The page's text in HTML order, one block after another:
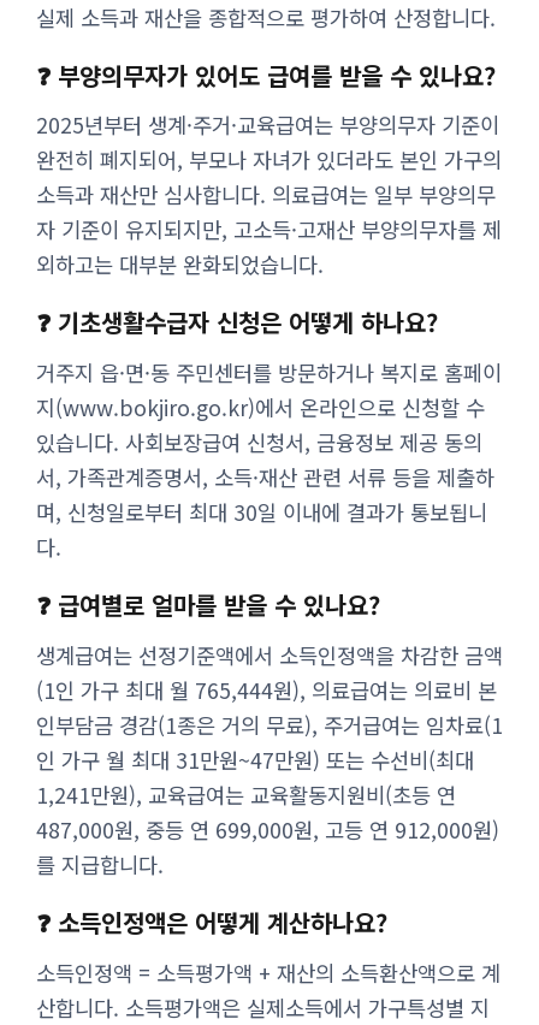
실제 소득과 재산을 종합적으로 평가하여 산정합니다.
❓ 부양의무자가 있어도 급여를 받을 수 있나요?
2025년부터 생계·주거·교육급여는 부양의무자 기준이
완전히 폐지되어, 부모나 자녀가 있더라도 본인 가구의
소득과 재산만 심사합니다. 의료급여는 일부 부양의무
자 기준이 유지되지만, 고소득·고재산 부양의무자를 제
외하고는 대부분 완화되었습니다.
❓ 기초생활수급자 신청은 어떻게 하나요?
거주지 읍·면·동 주민센터를 방문하거나 복지로 홈페이
지(www.bokjiro.go.kr)에서 온라인으로 신청할 수
있습니다. 사회보장급여 신청서, 금융정보 제공 동의
서, 가족관계증명서, 소득·재산 관련 서류 등을 제출하
며, 신청일로부터 최대 30일 이내에 결과가 통보됩니
다.
❓ 급여별로 얼마를 받을 수 있나요?
생계급여는 선정기준액에서 소득인정액을 차감한 금액
(1인 가구 최대 월 765,444원), 의료급여는 의료비 본
인부담금 경감(1종은 거의 무료), 주거급여는 임차료(1
인 가구 월 최대 31만원~47만원) 또는 수선비(최대
1,241만원), 교육급여는 교육활동지원비(초등 연
487,000원, 중등 연 699,000원, 고등 연 912,000원)
를 지급합니다.
❓ 소득인정액은 어떻게 계산하나요?
소득인정액 = 소득평가액 + 재산의 소득환산액으로 계
산합니다. 소득평가액은 실제소득에서 가구특성별 지